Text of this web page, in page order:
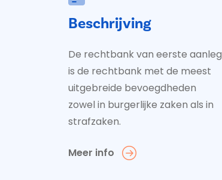
Beschrijving
De rechtbank van eerste aanleg
is de rechtbank met de meest
uitgebreide bevoegdheden
zowel in burgerlijke zaken als in
strafzaken.
Meer info